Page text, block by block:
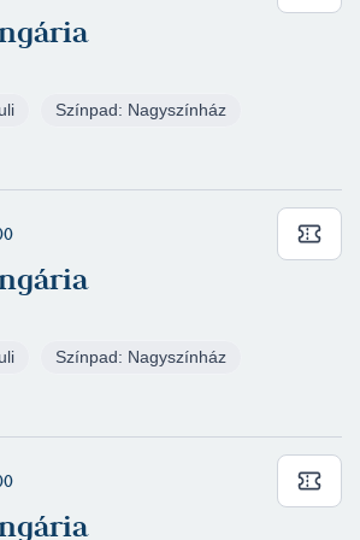
Szente Vajk - Galambos Attila:
(rendező: Szente Vajk)
- Lezsák Sándor - Zsuffa Tünde:
Földet – Erzsébet, a szerelem
Luxemburg grófja (2022/2023) -
Hangszerelés -
(rendező: Szente Vajk)
Zeneszerző. Zenei munkatárs -
Kamaraszínház(rendező:
Galambos Attila - Juhász Levente:
Színpad: Nagyszínház
Színpad: Nagyszínház